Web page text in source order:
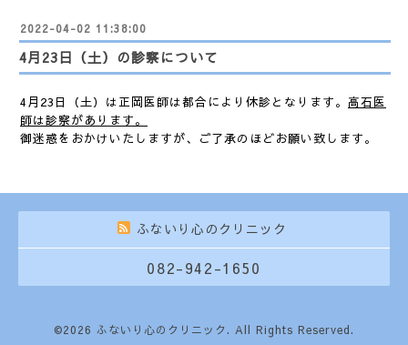
2022-04-02 11:38:00
4月23日（土）の診察について
4月23日（土）は正岡医師は都合により休診となります。 高石医
師は診察があります。
御迷惑をおかけいたしますが、ご了承のほどお願い致します。
ふないり心のクリニック
082-942-1650
©2026 ふないり心のクリニック. All Rights Reserved.